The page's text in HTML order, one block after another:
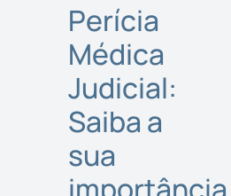
Perícia
Médica
Judicial:
Saiba a
sua